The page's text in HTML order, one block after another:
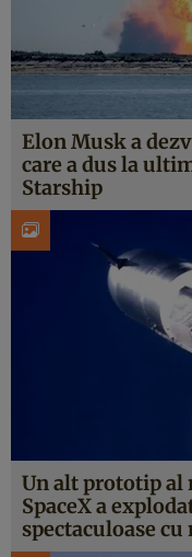
Elon Musk a
care a dus la
Starship
Un alt prototip al
SpaceX a
spectaculoase cu